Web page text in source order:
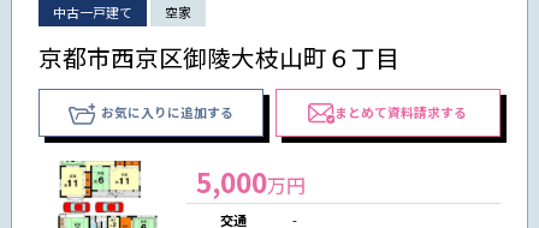
中古一戸建て 空家
京都市西京区御陵大枝山町６丁目
お気に入りに追加する まとめて資料請求する
5,000万円
交通
-